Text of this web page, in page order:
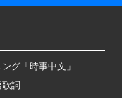
ング「時事中文」
詞